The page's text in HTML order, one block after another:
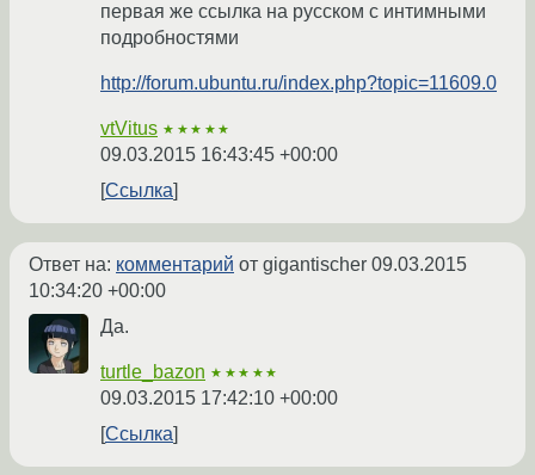
первая же ссылка на русском с интимными
подробностями
http://forum.ubuntu.ru/index.php?topic=11609.0
vtVitus ★★★★★
09.03.2015 16:43:45 +00:00
Ссылка
Ответ на: комментарий от gigantischer 09.03.2015
10:34:20 +00:00
Да.
turtle_bazon ★★★★★
09.03.2015 17:42:10 +00:00
Ссылка